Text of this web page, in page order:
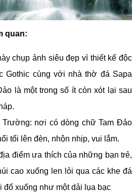
quan:
chụp ảnh siêu đẹp vì thiết kế độc
Gothic cùng với nhà thờ đá Sapa
là một trong số ít còn xót lại sau
Trường: nơi có dòng chữ Tam Đảo
tối lên đèn, nhộn nhịp, vui lắm.
điểm ưa thích của những bạn trẻ,
cao xuống len lỏi qua các khe đá
đổ xuống như một dải lụa bạc